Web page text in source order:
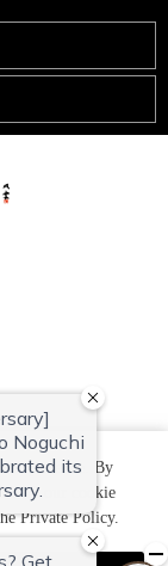
Reserved.
experience. By
with our cookie
Private Policy.